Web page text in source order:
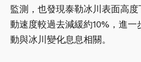
監測，也發現泰勒冰川表面高度
動速度較過去減緩約10%，進一
動與冰川變化息息相關。